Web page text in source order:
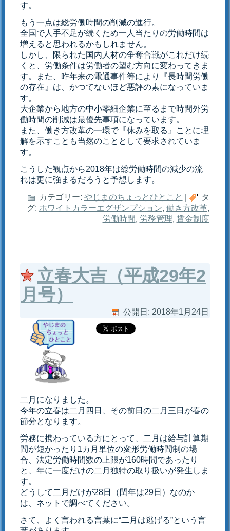
す。
もう一点は総労働時間の削減の進行。
全国で人手不足が続くため一人当たりの労働時間は
増えると思われるかもしれません。
しかし、限られた国内人材の争奪合戦がこれだけ続
くと、労働条件は労働者の望む方向に変わってきま
す。また、昨年来の電通事件等により『長時間労働
の存在』は、かつてないほど悪評の素になっていま
す。
大企業から地方の中小零細企業に至るまで時間外労
働時間の削減は最優先事項になっています。
また、働き方改革の一環で『休みを取る』ことに理
解を示すことも当然のこととして要求されていま
す。
こうした観点から2018年は総労働時間の減少の流
れは更に強まるだろうと予想します。
カテゴリー: やじまのちょっとひとこと
タ
グ: ホワイトカラーエグザンプション, 働き方改革,
労働時間, 労務管理, 賃金制度
立春大吉（平成29年2
月号）
公開日: 2018年1月24日
二月になりました。
今年の立春は二月四日、その前日の二月三日が春の
節分となります。
労務に携わっている方にとって、二月は給与計算期
間が短かったり1カ月単位の変形労働時間制の場
合、法定労働時間数の上限が160時間であったり
と、年に一度だけの二月独特の取り扱いが発生しま
す。
どうして二月だけが28日（閏年は29日）なのか
は、ネットで調べてください。
さて、よく言われる言葉に“二月は逃げる”という言